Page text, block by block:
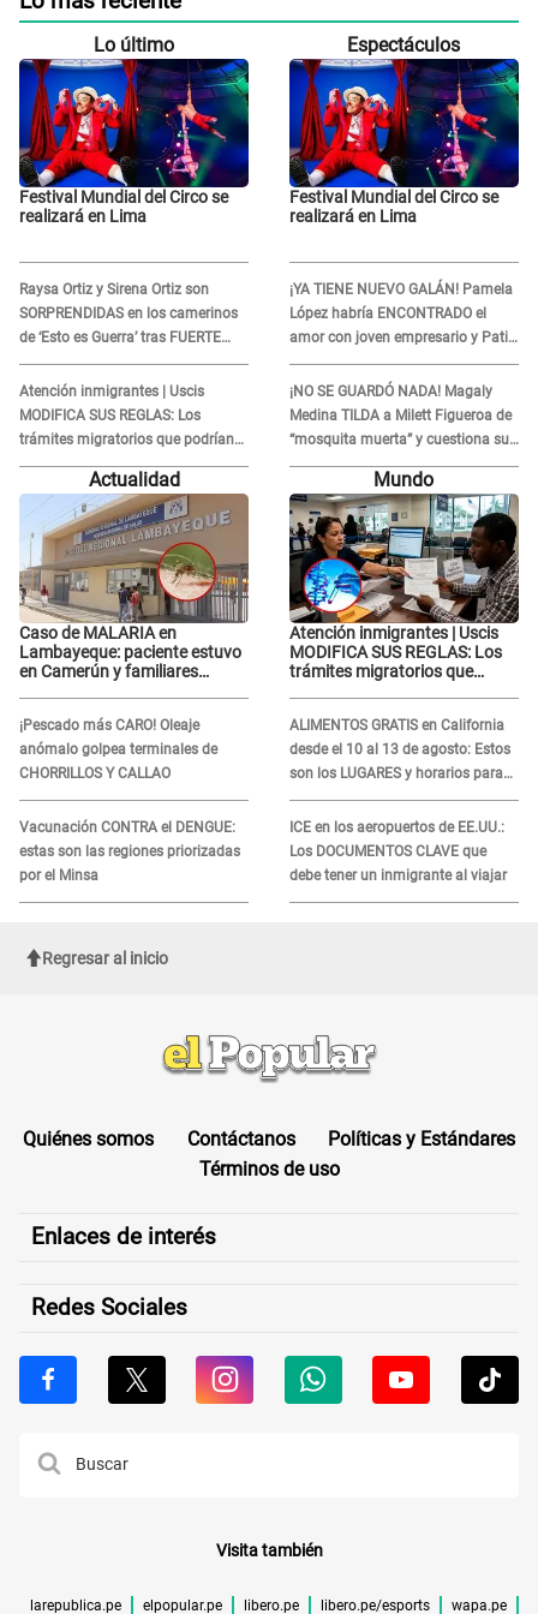
Lo último
Festival Mundial del Circo se
realizará en Lima
Raysa Ortiz y Sirena Ortiz son
SORPRENDIDAS en los camerinos
de ‘Esto es Guerra’ tras FUERTE
ENFRENTAMIENTO con Gabriel
Moisés: “Gracias”
Atención inmigrantes | Uscis
MODIFICA SUS REGLAS: Los
trámites migratorios que podrían
necesitar tu prueba de ADN
Espectáculos
Festival Mundial del Circo se
realizará en Lima
¡YA TIENE NUEVO GALÁN! Pamela
López habría ENCONTRADO el
amor con joven empresario y Pati
Lorena la ECHA en VIVO
¡NO SE GUARDÓ NADA! Magaly
Medina TILDA a Milett Figueroa de
“mosquita muerta” y cuestiona su
RECONCILIACIÓN con Marcelo
Tinelli en TV argentina
Actualidad
Caso de MALARIA en
Lambayeque: paciente estuvo
en Camerún y familiares
¡Pescado más CARO! Oleaje
anómalo golpea terminales de
CHORRILLOS Y CALLAO
Vacunación CONTRA el DENGUE:
estas son las regiones priorizadas
por el Minsa
Mundo
Atención inmigrantes | Uscis
MODIFICA SUS REGLAS: Los
trámites migratorios que
ALIMENTOS GRATIS en California
desde el 10 al 13 de agosto: Estos
son los LUGARES y horarios para
recibir la ayuda
ICE en los aeropuertos de EE.UU.:
Los DOCUMENTOS CLAVE que
debe tener un inmigrante al viajar
Regresar al inicio
Quiénes somos Contáctanos
Políticas y Estándares
Términos de uso
Enlaces de interés
Redes Sociales
Visita también
larepublica.pe elpopular.pe libero.pe libero.pe/esports wapa.pe